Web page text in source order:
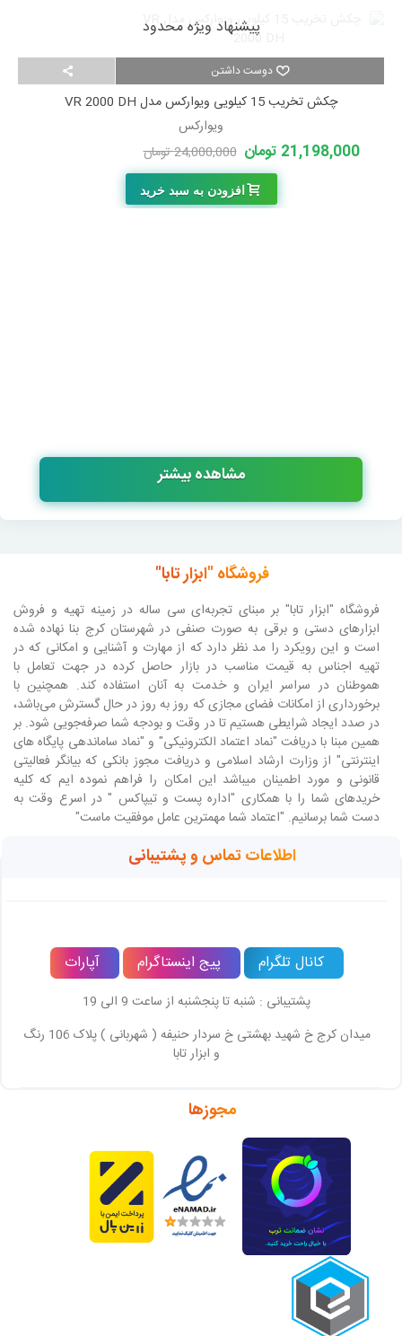
دوست داشتن
پیشنهاد ویژه محدود
چکش تخریب 15 کیلویی ویوارکس مدل VR 2000 DH
ویوارکس
21,198,000 تومان 24,000,000 تومان
افزودن به سبد خرید
مشاهده بیشتر
فروشگاه "ابزار تابا"
فروشگاه "ابزار تابا"بر مبنای تجربه‌ای سی ساله در زمینه تهیه و فروش
ابزارهای دستی و برقی به صورت صنفی در شهرستان کرج بنا نهاده شده
است و این رویکرد را مد نظر دارد که از مهارت و آشنایی و امکانی که در
تهیه اجناس به قیمت مناسب در بازار حاصل کرده در جهت تعامل با
هموطنان در سراسر ایران و خدمت به آنان استفاده کند. همچنین با
برخورداری از امکانات فضای مجازی که روز به روز در حال گسترش می‌باشد،
در صدد ایجاد شرایطی هستیم تا در وقت و بودجه شما صرفه‌جویی شود. بر
همین مبنا با دریافت "نماد اعتماد الکترونیکی" و "نماد ساماندهی پایگاه های
اینترنتی" از وزارت ارشاد اسلامی و دریافت مجوز بانکی که بیانگر فعالیتی
قانونی و مورد اطمینان میباشد این امکان را فراهم نموده ایم که کلیه
خریدهای شما را با همکاری "اداره پست و تیپاکس " در اسرع وقت به
دست شما برسانیم. "اعتماد شما مهمترین عامل موفقیت ماست"
اطلاعات تماس و پشتیبانی
کانال تلگرام پیج اینستاگرام آپارات
پشتیبانی : شنبه تا پنجشنبه از ساعت 9 الی 19
میدان کرج خ شهید بهشتی خ سردار حنیفه ( شهربانی ) پلاک 106 رنگ
و ابزار تابا
مجوزها